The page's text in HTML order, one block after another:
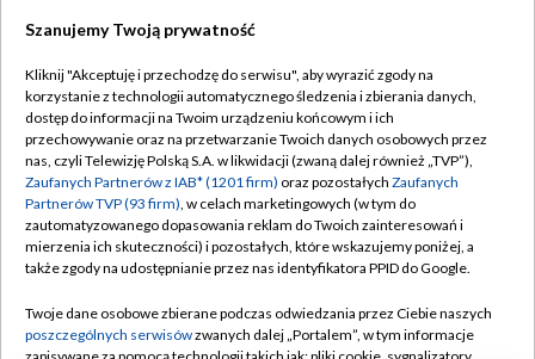
TVP
Abonament TVP
Emisja w TVP
Centrum informacji TVP
Naziemna Telewizja Cyfrowa
Rada Programowa
Regulamin TVP
Polityka prywatności
Moje zgody
Pomoc
Kontakt
Szanujemy Twoją prywatność
Kliknij "Akceptuję i przechodzę do serwisu", aby wyrazić zgody na
korzystanie z technologii automatycznego śledzenia i zbierania danych,
dostęp do informacji na Twoim urządzeniu końcowym i ich
przechowywanie oraz na przetwarzanie Twoich danych osobowych przez
nas, czyli Telewizję Polską S.A. w likwidacji (zwaną dalej również „TVP”),
Zaufanych Partnerów z IAB* (1201 firm) oraz pozostałych Zaufanych
Partnerów TVP (93 firm), w celach marketingowych (w tym do
zautomatyzowanego dopasowania reklam do Twoich zainteresowań i
mierzenia ich skuteczności) i pozostałych, które wskazujemy poniżej, a
także zgody na udostępnianie przez nas identyfikatora PPID do Google.
Twoje dane osobowe zbierane podczas odwiedzania przez Ciebie naszych
poszczególnych serwisówzwanych dalej „Portalem”, w tym informacje